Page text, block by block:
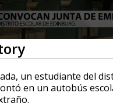
un estudiante del
en un autobús